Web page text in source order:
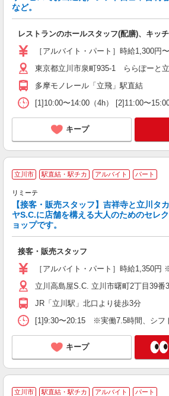
など。
レストランのホールスタッフ(配膳)、キッ
［アルバイト・パート］時給1,300
東京都立川市泉町935-1 ららぽーと
多摩モノレール「立飛」駅直結
[1]10:00〜14:00（4h） [2]11:00〜
キープ
立川市 駅直結・駅チカ アルバイト パート
リミーテ
【接客・販売スタッフ】吉祥寺と立川タ
ヤS.C.に店舗を構える大人のためのセレ
ョップです。
接客・販売スタッフ
［アルバイト・パート］時給1,350
立川高島屋S.C. 立川市曙町2丁目39番
JR「立川駅」北口より徒歩3分
[1]9:30〜20:15 ※実働7.5時間、シ
キープ
立川市 駅直結・駅チカ アルバイト パート